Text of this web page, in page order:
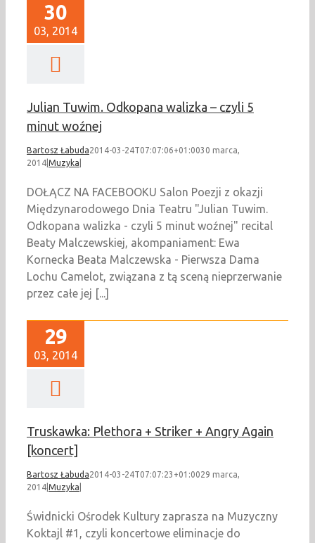
30
03, 2014
Julian Tuwim. Odkopana walizka – czyli 5
minut woźnej
Bartosz Łabuda2014-03-24T07:07:06+01:0030 marca,
2014 Muzyka
DOŁĄCZ NA FACEBOOKU Salon Poezji z okazji
Międzynarodowego Dnia Teatru "Julian Tuwim.
Odkopana walizka - czyli 5 minut woźnej" recital
Beaty Malczewskiej, akompaniament: Ewa
Kornecka Beata Malczewska - Pierwsza Dama
Lochu Camelot, związana z tą sceną nieprzerwanie
przez całe jej [...]
29
03, 2014
Truskawka: Plethora + Striker + Angry Again
[koncert]
Bartosz Łabuda2014-03-24T07:07:23+01:0029 marca,
2014 Muzyka
Świdnicki Ośrodek Kultury zaprasza na Muzyczny
Koktajl #1, czyli koncertowe eliminacje do